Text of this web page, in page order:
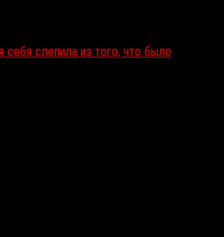
слепила из того, что было